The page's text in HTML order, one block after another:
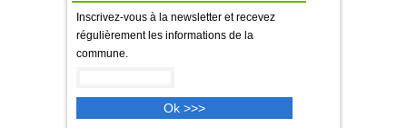
Inscrivez-vous à la newsletter et recevez
régulièrement les informations de la
commune.